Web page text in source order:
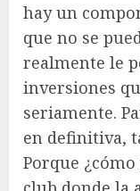
hay un
que no se
realmente le
inversiones
seriamente.
en definitiva,
Porque